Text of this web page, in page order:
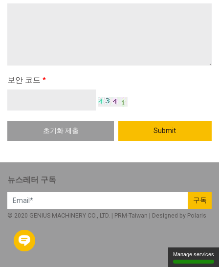
보안 코드 *
초기화 제출 Submit
뉴스레터 구독
구독
© 2020 GENIUS MACHINERY CO., LTD. | PRM-Taiwan | Designed by Polaris
Manage services